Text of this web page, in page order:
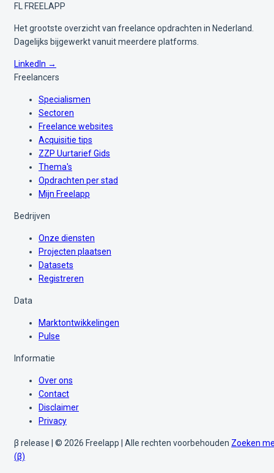
FL FREELAPP
Het grootste overzicht van freelance opdrachten in Nederland.
Dagelijks bijgewerkt vanuit meerdere platforms.
LinkedIn →
Freelancers
Specialismen
Sectoren
Freelance websites
Acquisitie tips
ZZP Uurtarief Gids
Thema's
Opdrachten per stad
Mijn Freelapp
Bedrijven
Onze diensten
Projecten plaatsen
Datasets
Registreren
Data
Marktontwikkelingen
Pulse
Informatie
Over ons
Contact
Disclaimer
Privacy
β release | © 2026 Freelapp | Alle rechten voorbehouden Zoeken
(β)